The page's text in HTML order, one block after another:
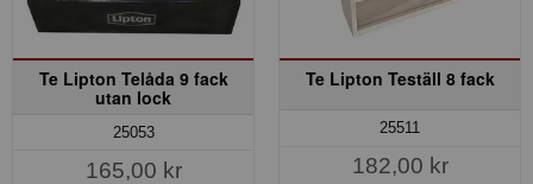
Te Lipton Telåda 9 fack
utan lock
25053
165,00 kr
Te Lipton Teställ 8 fack
25511
182,00 kr